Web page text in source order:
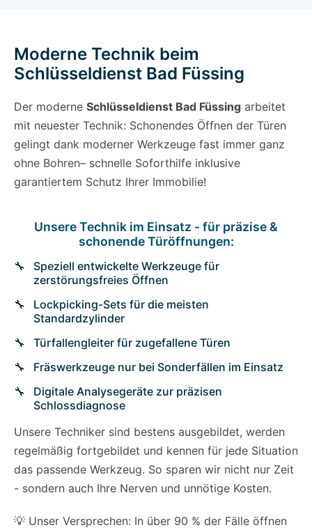
Moderne Technik beim
Schlüsseldienst Bad Füssing
Der moderne Schlüsseldienst Bad Füssing arbeitet
mit neuester Technik: Schonendes Öffnen der Türen
gelingt dank moderner Werkzeuge fast immer ganz
ohne Bohren– schnelle Soforthilfe inklusive
garantiertem Schutz Ihrer Immobilie!
Unsere Technik im Einsatz - für präzise &
schonende Türöffnungen:
Speziell entwickelte Werkzeuge für
zerstörungsfreies Öffnen
Lockpicking-Sets für die meisten
Standardzylinder
Türfallengleiter für zugefallene Türen
Fräswerkzeuge nur bei Sonderfällen im Einsatz
Digitale Analysegeräte zur präzisen
Schlossdiagnose
Unsere Techniker sind bestens ausgebildet, werden
regelmäßig fortgebildet und kennen für jede Situation
das passende Werkzeug. So sparen wir nicht nur Zeit
- sondern auch Ihre Nerven und unnötige Kosten.
💡 Unser Versprechen: In über 90 % der Fälle öffnen